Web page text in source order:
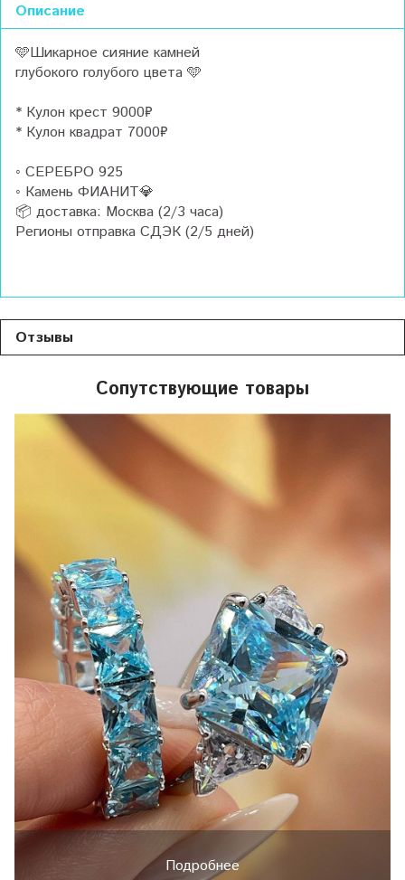
Описание
🩵Шикарное сияние камней
глубокого голубого цвета 🩵
* Кулон крест 9000₽
* Кулон квадрат 7000₽
◦ СЕРЕБРО 925
◦ Камень ФИАНИТ💎
📦 доставка: Москва (2/3 часа)
Регионы отправка СДЭК (2/5 дней)
Отзывы
Сопутствующие товары
Подробнее